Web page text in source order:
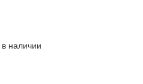
наличии